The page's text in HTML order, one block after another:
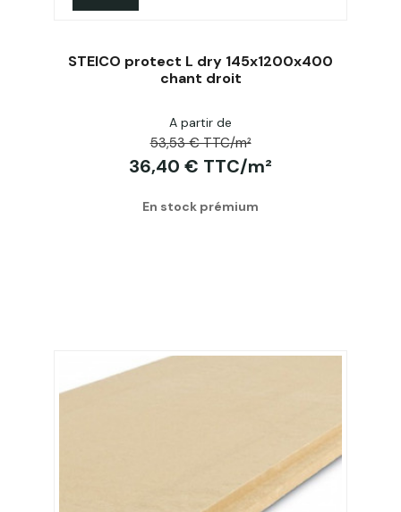
Acheter
STEICO protect L dry 145x1200x400
chant droit
A partir de
53,53 € TTC/m²
36,40 € TTC/m²
En stock prémium